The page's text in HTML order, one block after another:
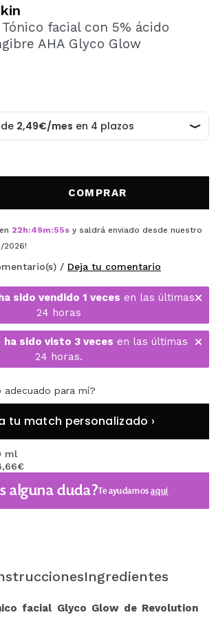
en Maquillalia.com podrás realizar
revisar el estado de tus
facial con 5% ácido
AHA Glyco Glow
COMPRAR
22h:49m:55s y saldrá enviado desde nuestro
2026!
/ Deja tu comentario
sido vendido 1 veces en las últimas
24 horas
ha sido visto 3 veces en las últimas
24 horas.
adecuado para mí?
tu match personalizado ›
ml
alguna duda?Te ayudamosaquí
Ingredientes
facial Glyco Glow de Revolution